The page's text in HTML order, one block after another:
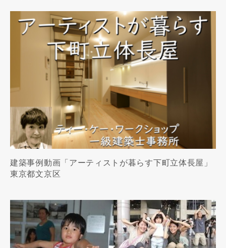
建築事例動画「アーティストが暮らす下町立体長屋」
東京都文京区